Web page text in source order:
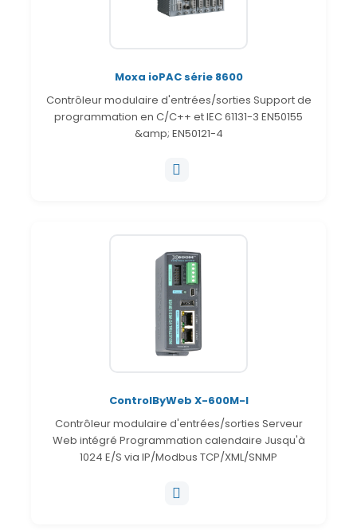
Moxa ioPAC série 8600
Contrôleur modulaire d'entrées/sorties Support de
programmation en C/C++ et IEC 61131-3 EN50155
&amp; EN50121-4
ControlByWeb X-600M-I
Contrôleur modulaire d'entrées/sorties Serveur
Web intégré Programmation calendaire Jusqu'à
1024 E/S via IP/Modbus TCP/XML/SNMP